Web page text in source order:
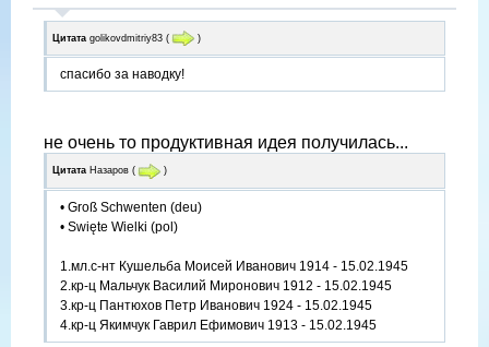
Цитата golikovdmitriy83 ( )
спасибо за наводку!
не очень то продуктивная идея получилась...
Цитата Назаров ( )
• Groß Schwenten (deu)
• Swięte Wielki (pol)
1.мл.с-нт Кушельба Моисей Иванович 1914 - 15.02.1945
2.кр-ц Мальчук Василий Миронович 1912 - 15.02.1945
3.кр-ц Пантюхов Петр Иванович 1924 - 15.02.1945
4.кр-ц Якимчук Гаврил Ефимович 1913 - 15.02.1945